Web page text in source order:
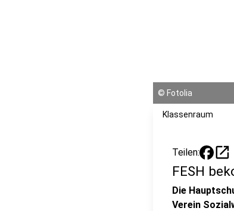
© Fotolia
Klassenraum
Teilen: open_in_new
FESH
Die
Verein